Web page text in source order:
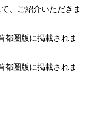
、ご紹介いただきま
都圏版に掲載されま
都圏版に掲載されま